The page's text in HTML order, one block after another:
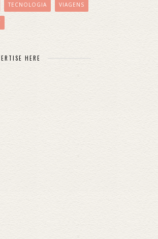
TECNOLOGIA VIAGENS
HERE